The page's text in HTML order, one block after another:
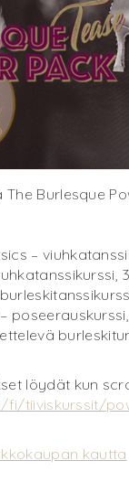
The Burlesque
–
–
löydät kun
fi/tiiviskurssit/
kautta